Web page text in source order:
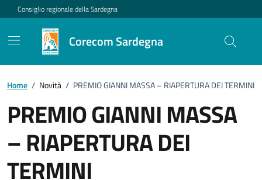
Vai ai contenuti
Vai al footer
Consiglio regionale della Sardegna
Corecom Sardegna
Home / Novità / PREMIO GIANNI MASSA – RIAPERTURA DEI TERMINI
PREMIO GIANNI MASSA
– RIAPERTURA DEI
TERMINI